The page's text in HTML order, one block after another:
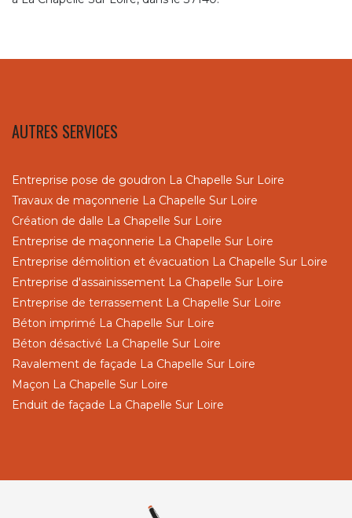
AUTRES SERVICES
Entreprise pose de goudron La Chapelle Sur Loire
Travaux de maçonnerie La Chapelle Sur Loire
Création de dalle La Chapelle Sur Loire
Entreprise de maçonnerie La Chapelle Sur Loire
Entreprise démolition et évacuation La Chapelle Sur Loire
Entreprise d'assainissement La Chapelle Sur Loire
Entreprise de terrassement La Chapelle Sur Loire
Béton imprimé La Chapelle Sur Loire
Béton désactivé La Chapelle Sur Loire
Ravalement de façade La Chapelle Sur Loire
Maçon La Chapelle Sur Loire
Enduit de façade La Chapelle Sur Loire